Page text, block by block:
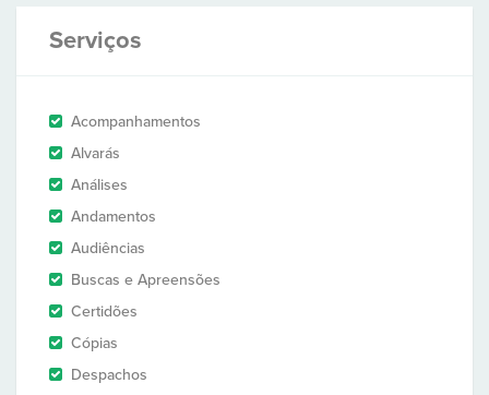
Serviços
Acompanhamentos
Alvarás
Análises
Andamentos
Audiências
Buscas e Apreensões
Certidões
Cópias
Despachos